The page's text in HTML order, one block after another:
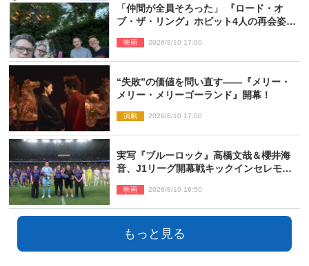
「仲間が全員そろった」 『ロード・オ
ブ・ザ・リング』ホビット4人の再会姿に
映画 2026/8/10 17:00
“失敗”の価値を問い直す――『メリー・
メリー・メリーゴーランド』開幕！
演劇 2026/8/10 17:00
実写『ブルーロック』高橋文哉＆櫻井海
音、J1リーグ開幕戦キックインセレモニ
映画 2026/8/10 16:50
もっと見る